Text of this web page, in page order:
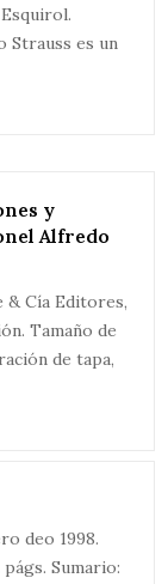
Strauss es un
y
Alfredo
& Cía Editores,
Tamaño de
de tapa,
deo 1998.
Sumario: